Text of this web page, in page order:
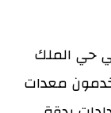
حي الملك
معدات